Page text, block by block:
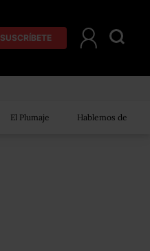
SUSCRÍBETE
El Plumaje Hablemos de